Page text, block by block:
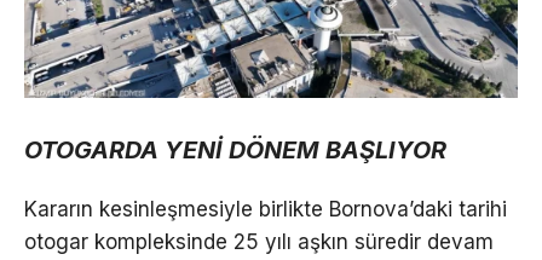
OTOGARDA YENİ DÖNEM BAŞLIYOR
Kararın kesinleşmesiyle birlikte Bornova’daki tarihi
otogar kompleksinde 25 yılı aşkın süredir devam